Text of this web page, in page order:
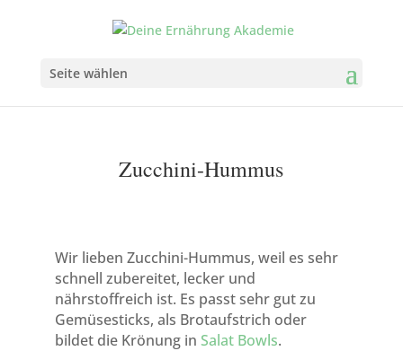
Seite wählen
Zucchini-Hummus
Wir lieben Zucchini-Hummus, weil es sehr
schnell zubereitet, lecker und
nährstoffreich ist. Es passt sehr gut zu
Gemüsesticks, als Brotaufstrich oder
bildet die Krönung in Salat Bowls.